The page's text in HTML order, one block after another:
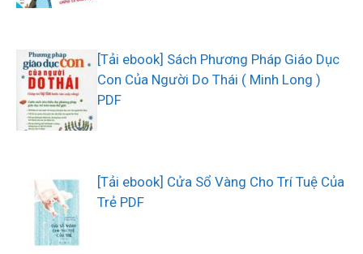
[Tải ebook] Sách Phương Pháp Giáo Dục
Con Của Người Do Thái ( Minh Long )
PDF
[Tải ebook] Cửa Sổ Vàng Cho Trí Tuệ Của
Trẻ PDF